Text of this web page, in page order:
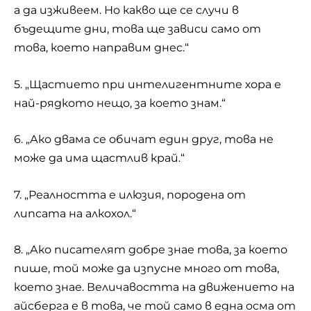
а да изживеем. Но какво ще се случи в
бъдещите дни, това ще зависи само от
това, което направим днес.“
5. „Щастието при интелигентните хора е
най-рядкото нещо, за което знам.“
6. „Ако двама се обичат един друг, това не
може да има щастлив край.“
7. „Реалността е илюзия, породена от
липсата на алкохол.“
8. „Ако писателят добре знае това, за което
пише, той може да изпусне много от това,
което знае. Величавостта на движението на
айсберга е в това, че той само в една осма от